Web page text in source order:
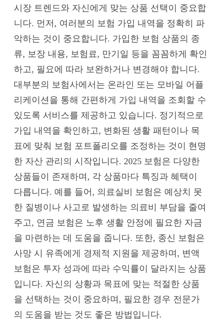
시장 트렌드와 자신에게 맞는 상품 선택이 중요합
니다. 먼저, 여러분의 보험 가입 내역을 정확히 파
악하는 것이 중요합니다. 가입한 보험 상품의 종
류, 보장 내용, 보험료, 만기일 등을 꼼꼼하게 확인
하고, 필요에 따라 보완하거나 변경해야 합니다.
대부분의 보험사에서는 온라인 또는 모바일 어플
리케이션을 통해 간편하게 가입 내역을 조회할 수
있도록 서비스를 제공하고 있습니다. 정기적으로
가입 내역을 확인하고, 변화된 생활 패턴이나 목
표에 맞춰 보험 포트폴리오를 조정하는 것이 현명
한 자산 관리의 시작입니다. 2025 보험은 다양한
상품들이 존재하며, 각 상품마다 특징과 혜택이
다릅니다. 예를 들어, 의료실비 보험은 예상치 못
한 질병이나 사고로 발생하는 의료비 부담을 줄여
주고, 연금 보험은 노후 생활 안정에 필요한 자금
을 마련하는 데 도움을 줍니다. 또한, 종신 보험은
사망 시 유족에게 경제적 지원을 제공하며, 변액
보험은 투자 성과에 따라 수익률이 달라지는 상품
입니다. 자신의 상황과 목표에 맞는 적절한 상품
을 선택하는 것이 중요하며, 필요한 경우 전문가
의 도움을 받는 것도 좋은 방법입니다.